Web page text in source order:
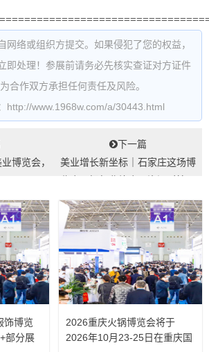
网络或组织方提交。如果侵犯了您的权益，
即处理！参展前请务必先核实查证对方证件
合作双方承担任何责任及风险。
http://www.1968w.com/a/30443.html
博览会，
下一篇
美业增长新坐标｜石家庄这场博
便捷出行一站...
饰博览
部分展
2026重庆火锅博览会将于
2026年10月23-25日在重庆国